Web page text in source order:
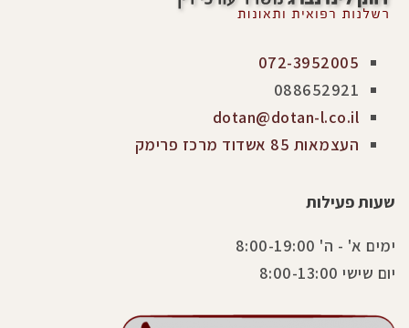
072-3952005
088652921
dotan@dotan-l.co.il
העצמאות 85 אשדוד מרכז פרימק
שעות פעילות
ימים א' - ה' 8:00-19:00
יום שישי 8:00-13:00